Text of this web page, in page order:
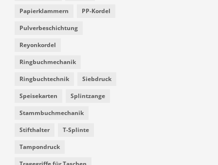
Papierklammern PP-Kordel
Pulverbeschichtung
Reyonkordel
Ringbuchmechanik
Ringbuchtechnik Siebdruck
Speisekarten Splintzange
Stammbuchmechanik
Stifthalter T-Splinte
Tampondruck